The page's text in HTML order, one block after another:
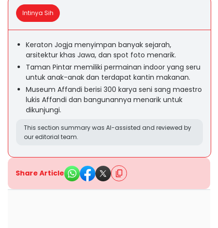
Intinya Sih
Keraton Jogja menyimpan banyak sejarah,
arsitektur khas Jawa, dan spot foto menarik.
Taman Pintar memiliki permainan indoor yang seru
untuk anak-anak dan terdapat kantin makanan.
Museum Affandi berisi 300 karya seni sang maestro
lukis Affandi dan bangunannya menarik untuk
dikunjungi.
This section summary was AI-assisted and reviewed by
our editorial team.
Share Article